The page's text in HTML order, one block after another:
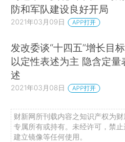
防和军队建设良好开局
2021年03月09日 APP打开
发改委谈“十四五”增长目标
以定性表述为主 隐含定量
述
2021年03月08日 APP打开
财新网所刊载内容之知识产权为
专属所有或持有。未经许可，禁
建立镜像等任何使用。